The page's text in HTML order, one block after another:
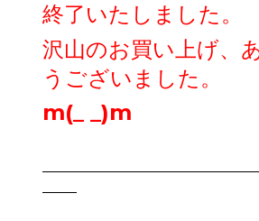
終了いたしました。
沢山のお買い上げ、
うございました。
m(_ _)m